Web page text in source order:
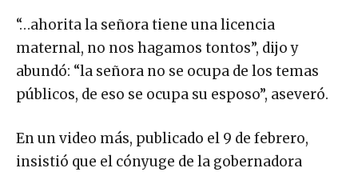
“…ahorita la señora tiene una licencia
maternal, no nos hagamos tontos”, dijo y
abundó: “la señora no se ocupa de los temas
públicos, de eso se ocupa su esposo”, aseveró.
En un video más, publicado el 9 de febrero,
insistió que el cónyuge de la gobernadora